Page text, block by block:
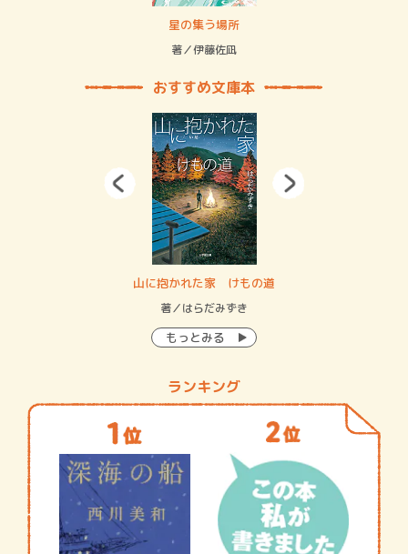
星の集う場所
著／伊藤佐凪
おすすめ文庫本
山に抱かれた家 けもの道
著／はらだみずき
もっとみる
ランキング